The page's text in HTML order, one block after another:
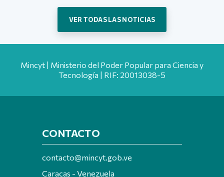
VER TODAS LAS NOTICIAS
Mincyt | Ministerio del Poder Popular para Ciencia y
Tecnología | RIF: 20013038-5
CONTACTO
contacto@mincyt.gob.ve
Caracas - Venezuela